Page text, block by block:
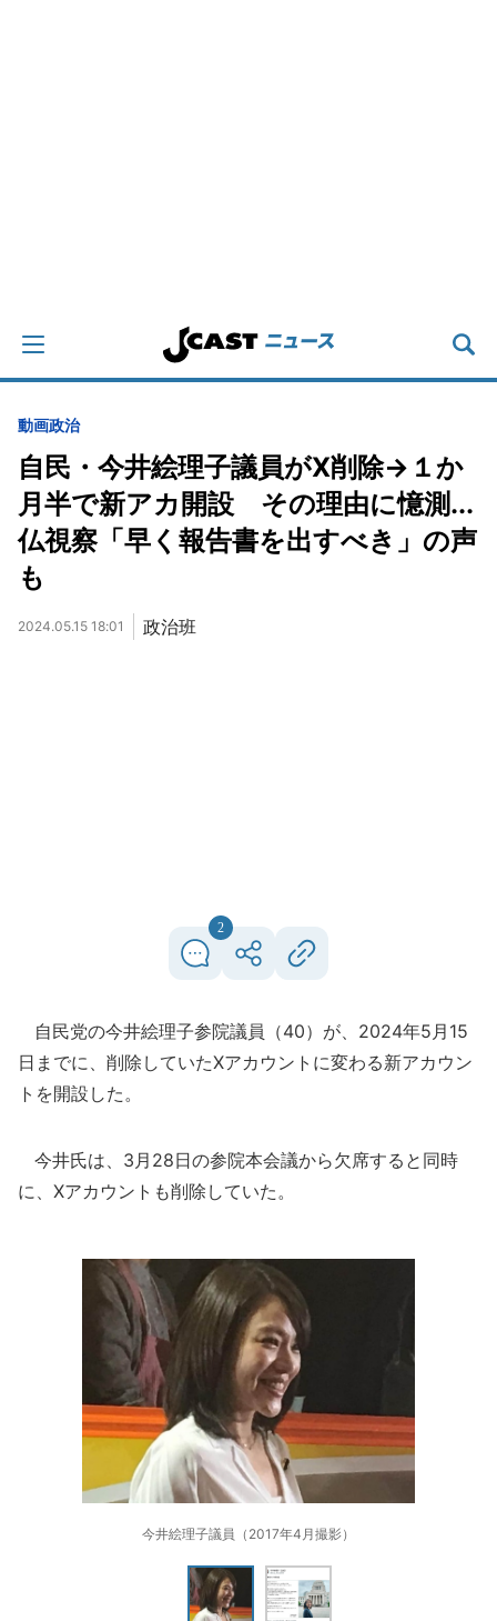
動画政治
自民・今井絵理子議員がX削除→１か
月半で新アカ開設 その理由に憶測...
仏視察「早く報告書を出すべき」の声
も
2024.05.15 18:01 政治班
2
自民党の今井絵理子参院議員（40）が、2024年5月15
日までに、削除していたXアカウントに変わる新アカウン
トを開設した。
今井氏は、3月28日の参院本会議から欠席すると同時
に、Xアカウントも削除していた。
今井絵理子議員（2017年4月撮影）